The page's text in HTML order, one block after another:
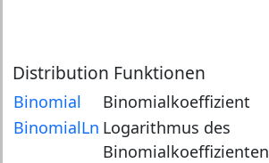
Distribution Funktionen
Binomial
Binomialkoeffizient
BinomialLn Logarithmus des
Binomialkoeffizienten